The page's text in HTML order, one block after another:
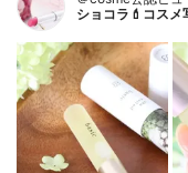
ショコラ💄コスメ